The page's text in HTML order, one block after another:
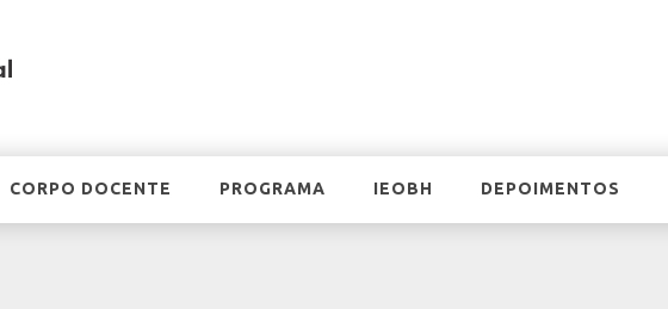
CORPO DOCENTE PROGRAMA IEOBH DEPOIMENTOS